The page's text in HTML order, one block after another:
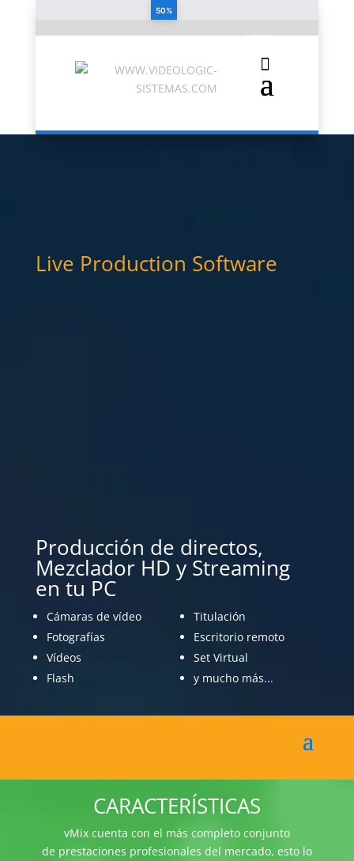
50%
Live Production Software
Producción de directos,
Mezclador HD y Streaming
en tu PC
Cámaras de vídeo
Fotografías
Vídeos
Flash
Titulación
Escritorio remoto
Set Virtual
y mucho más...
CARACTERÍSTICAS
vMix cuenta con el más completo conjunto
de prestaciones profesionales del mercado, esto lo